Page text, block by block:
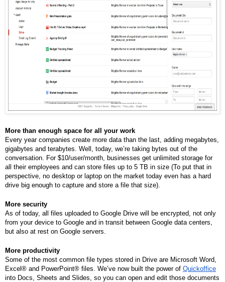
More than enough space for all your work
Every year companies create more data than the last, adding megabytes,
gigabytes and terabytes. Well, today, we’re taking bytes out of the
conversation. For $10/user/month, businesses get unlimited storage for
all their employees and can store files up to 5 TB in size (To put that in
perspective, no desktop or laptop on the market today even has a hard
drive big enough to capture and store a file that size).
More security
As of today, all files uploaded to Google Drive will be encrypted, not only
from your device to Google and in transit between Google data centers,
but also at rest on Google servers.
More productivity
Some of the most common file types stored in Drive are Microsoft Word,
Excel® and PowerPoint® files. We’ve now built the power of Quickoffice
into Docs, Sheets and Slides, so you can open and edit those documents